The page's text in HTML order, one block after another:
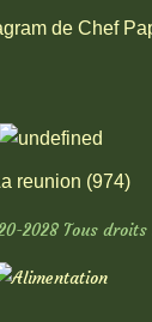
2028 Tous droits